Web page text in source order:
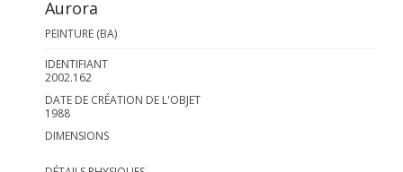
Aurora
PEINTURE (BA)
IDENTIFIANT
2002.162
DATE DE CRÉATION DE L'OBJET
1988
DIMENSIONS